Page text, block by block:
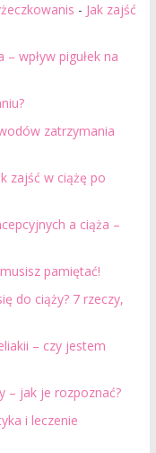
- Jak zajść
wpływ pigułek na
zatrzymania
zajść w ciążę po
a ciąża –
pamiętać!
do ciąży? 7 rzeczy,
– czy jestem
– jak je rozpoznać?
i leczenie